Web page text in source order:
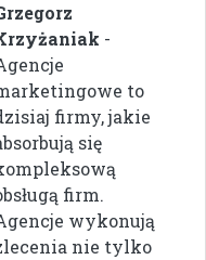
-
to
firmy, jakie
się
firm.
wykonują
nie tylko